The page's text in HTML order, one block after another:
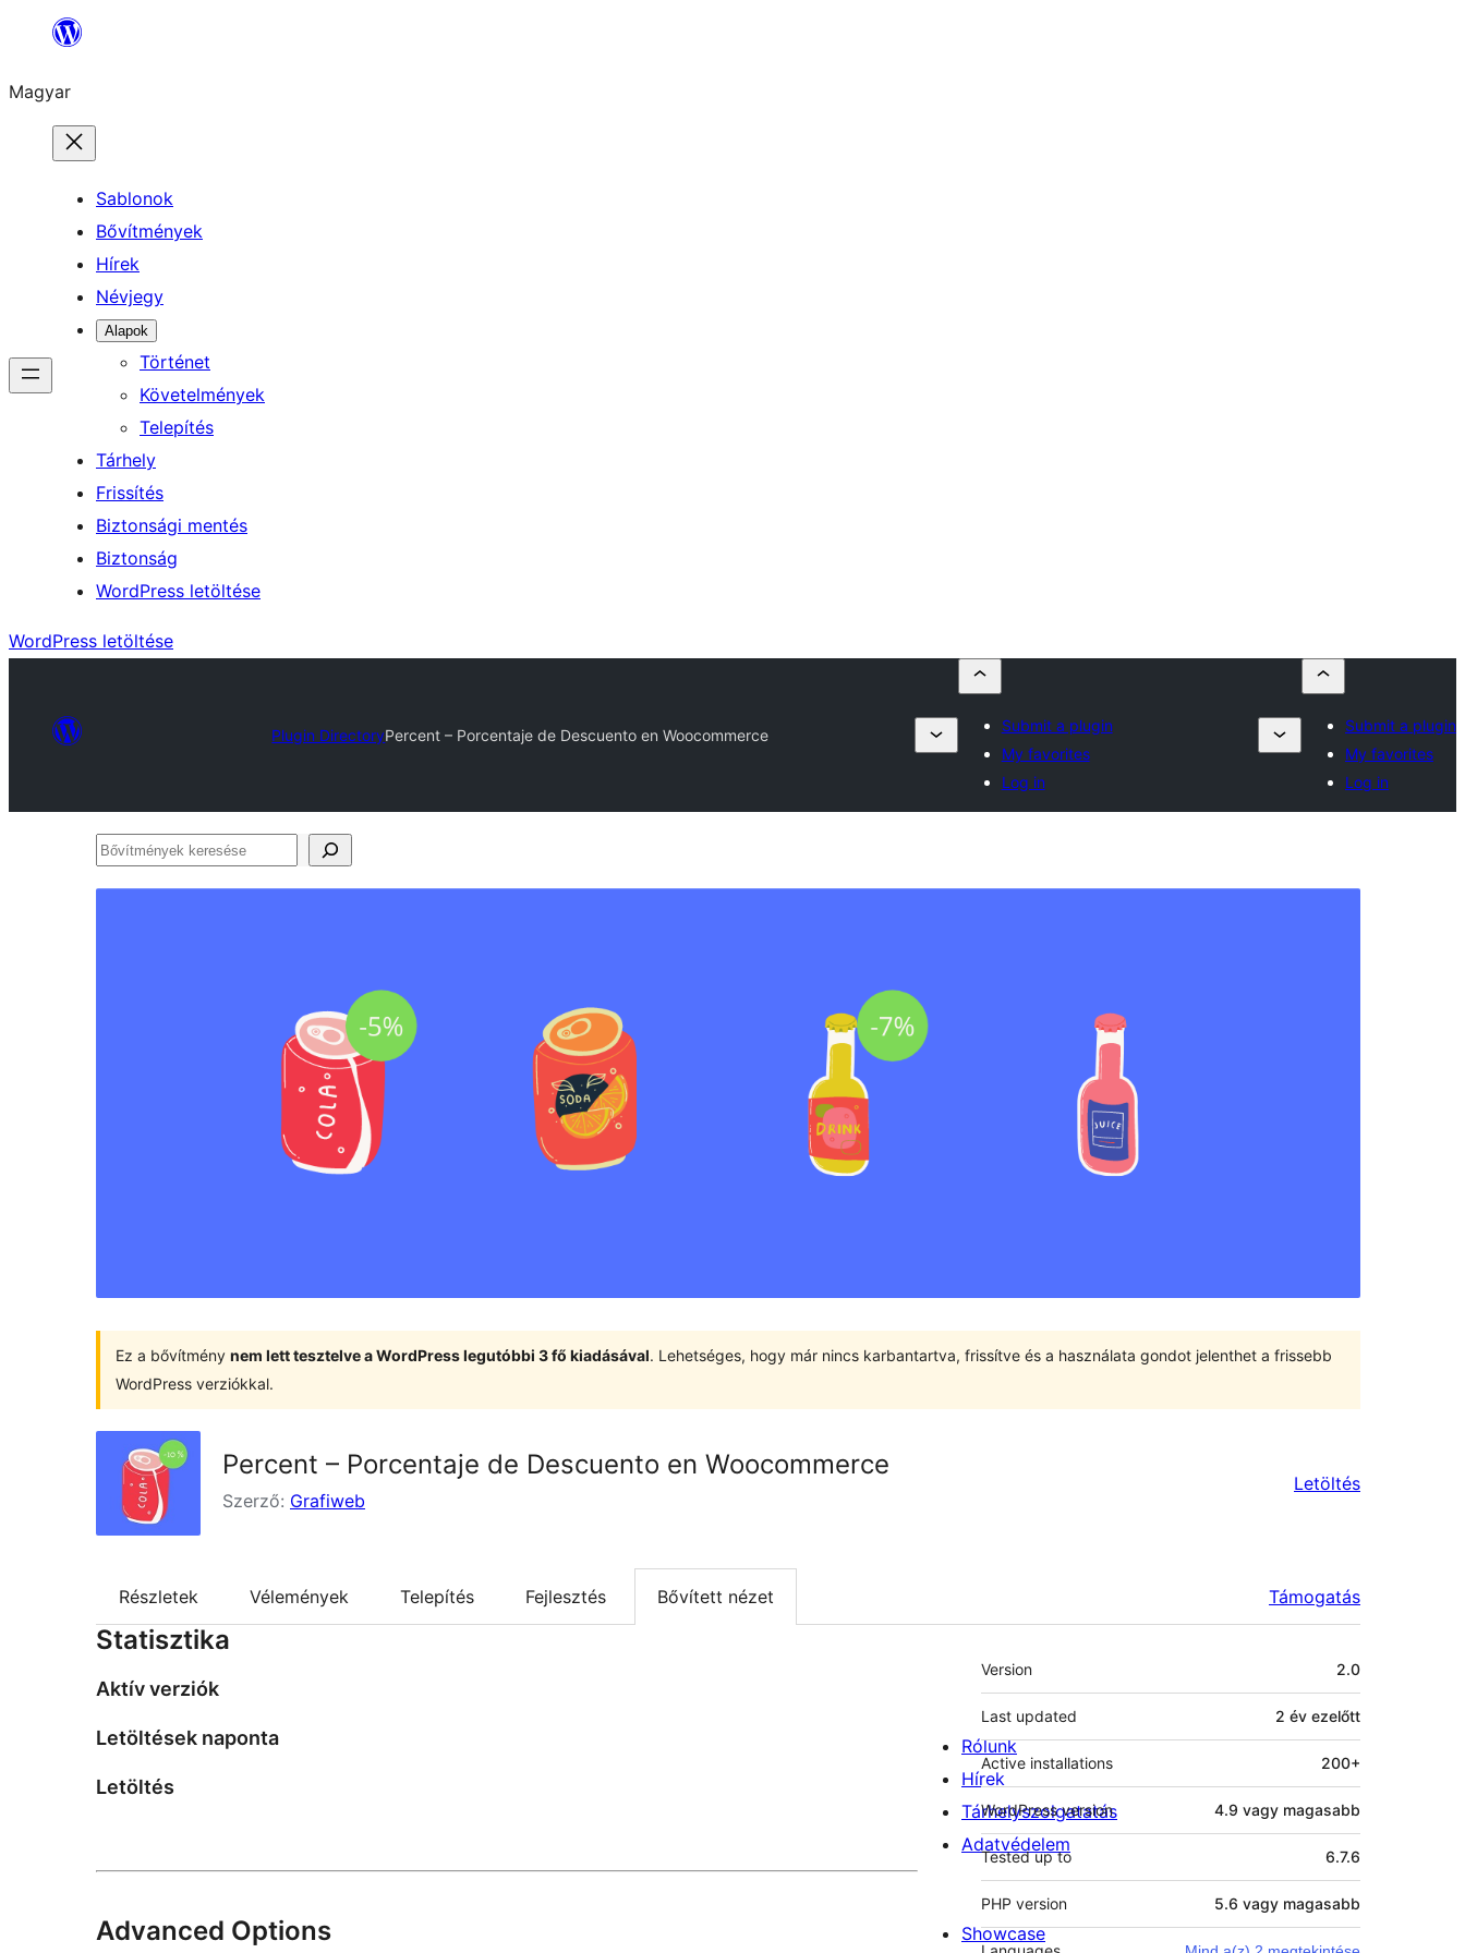
Ugrás
tartalomhoz
Magyar
Sablonok
Bővítmények
Hírek
Névjegy
Alapok
Történet
Követelmények
Telepítés
Tárhely
Frissítés
Biztonsági mentés
Biztonság
WordPress letöltése
WordPress letöltése
Plugin DirectoryPercent – Porcentaje de Descuento en Woocommerce
Submit a plugin
My favorites
Log in
Submit a plugin
My favorites
Log in
Bővítmények
Ez a bővítmény nem lett tesztelve a WordPress legutóbbi 3 fő kiadásával. Lehetséges, hogy már nincs karbantartva, frissítve és a használata gondot jelenthet a frissebb
WordPress verziókkal.
Percent – Porcentaje de Descuento en Woocommerce
Szerző: Grafiweb
Letöltés
Részletek Vélemények Telepítés Fejlesztés Bővített nézet Támogatás
Statisztika
Aktív verziók
Letöltések naponta
Letöltés
Advanced Options
Meta
Version 2.0
Last updated 2 év ezelőtt
Active installations 200+
WordPress version 4.9 vagy magasabb
Tested up to 6.7.6
PHP version 5.6 vagy magasabb
Rólunk
Hírek
Tárhelyszolgatatás
Adatvédelem
Showcase